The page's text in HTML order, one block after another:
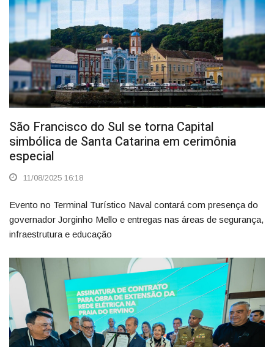
São Francisco do Sul se torna Capital
simbólica de Santa Catarina em cerimônia
especial
11/08/2025 16:18
Evento no Terminal Turístico Naval contará com presença do
governador Jorginho Mello e entregas nas áreas de segurança,
infraestrutura e educação